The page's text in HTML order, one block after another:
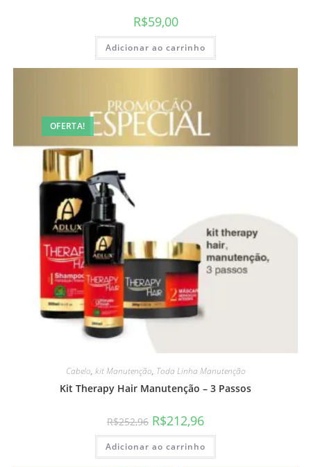
R$59,00
Adicionar ao carrinho
OFERTA!
Cabelo, kit Manutenção, Toda Linha Manutenção
Kit Therapy Hair Manutenção – 3 Passos
R$252,96 R$212,96
Adicionar ao carrinho